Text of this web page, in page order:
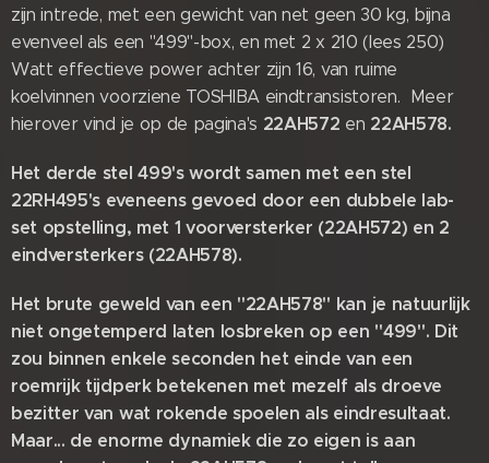
zijn intrede, met een gewicht van net geen 30 kg, bijna
evenveel als een "499"-box, en met 2 x 210 (lees 250)
Watt effectieve power achter zijn 16, van ruime
koelvinnen voorziene TOSHIBA eindtransistoren. Meer
hierover vind je op de pagina's 22AH572 en 22AH578.
Het derde stel 499's wordt samen met een stel
22RH495's eveneens gevoed door een dubbele lab-
set opstelling, met 1 voorversterker (22AH572) en 2
eindversterkers (22AH578).
Het brute geweld van een "22AH578" kan je natuurlijk
niet ongetemperd laten losbreken op een "499". Dit
zou binnen enkele seconden het einde van een
roemrijk tijdperk betekenen met mezelf als droeve
bezitter van wat rokende spoelen als eindresultaat.
Maar... de enorme dynamiek die zo eigen is aan